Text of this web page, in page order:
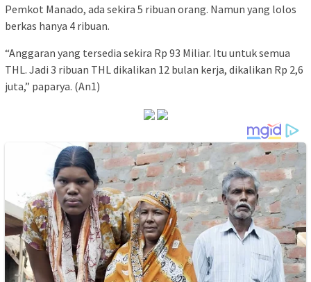
Pemkot Manado, ada sekira 5 ribuan orang. Namun yang lolos
berkas hanya 4 ribuan.
“Anggaran yang tersedia sekira Rp 93 Miliar. Itu untuk semua
THL. Jadi 3 ribuan THL dikalikan 12 bulan kerja, dikalikan Rp 2,6
juta,” paparya. (An1)